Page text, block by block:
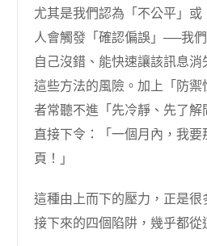
尤其是我們認為「不公平」或
人會觸發「確認偏誤」──我
自己沒錯、能快速讓該訊息
這些方法的風險。加上「防
者常聽不進「先冷靜、先了解
直接下令：「一個月內，我
頁！」
這種由上而下的壓力，正是很
接下來的四個陷阱，幾乎都從